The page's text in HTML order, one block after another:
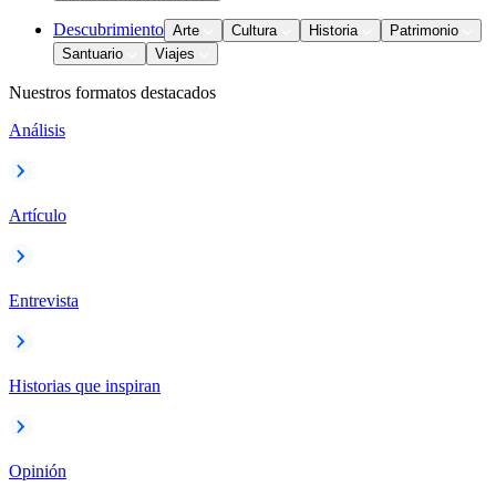
Descubrimiento Arte Cultura Historia
Patrimonio
Santuario
Viajes
Nuestros formatos destacados
Análisis
Artículo
Entrevista
Historias que inspiran
Opinión